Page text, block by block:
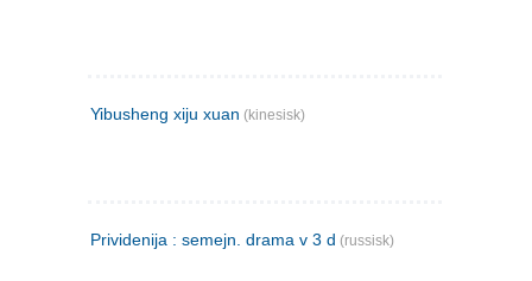
Yibusheng xiju xuan (kinesisk)
Prividenija : semejn. drama v 3 d (russisk)